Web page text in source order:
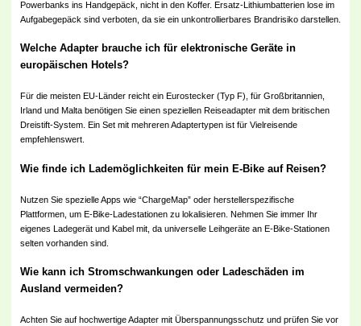
Powerbanks ins Handgepäck, nicht in den Koffer. Ersatz-Lithiumbatterien lose im
Aufgabegepäck sind verboten, da sie ein unkontrollierbares Brandrisiko darstellen.
Welche Adapter brauche ich für elektronische Geräte in
europäischen Hotels?
Für die meisten EU-Länder reicht ein Eurostecker (Typ F), für Großbritannien,
Irland und Malta benötigen Sie einen speziellen Reiseadapter mit dem britischen
Dreistift-System. Ein Set mit mehreren Adaptertypen ist für Vielreisende
empfehlenswert.
Wie finde ich Lademöglichkeiten für mein E-Bike auf Reisen?
Nutzen Sie spezielle Apps wie “ChargeMap” oder herstellerspezifische
Plattformen, um E-Bike-Ladestationen zu lokalisieren. Nehmen Sie immer Ihr
eigenes Ladegerät und Kabel mit, da universelle Leihgeräte an E-Bike-Stationen
selten vorhanden sind.
Wie kann ich Stromschwankungen oder Ladeschäden im
Ausland vermeiden?
Achten Sie auf hochwertige Adapter mit Überspannungsschutz und prüfen Sie vor